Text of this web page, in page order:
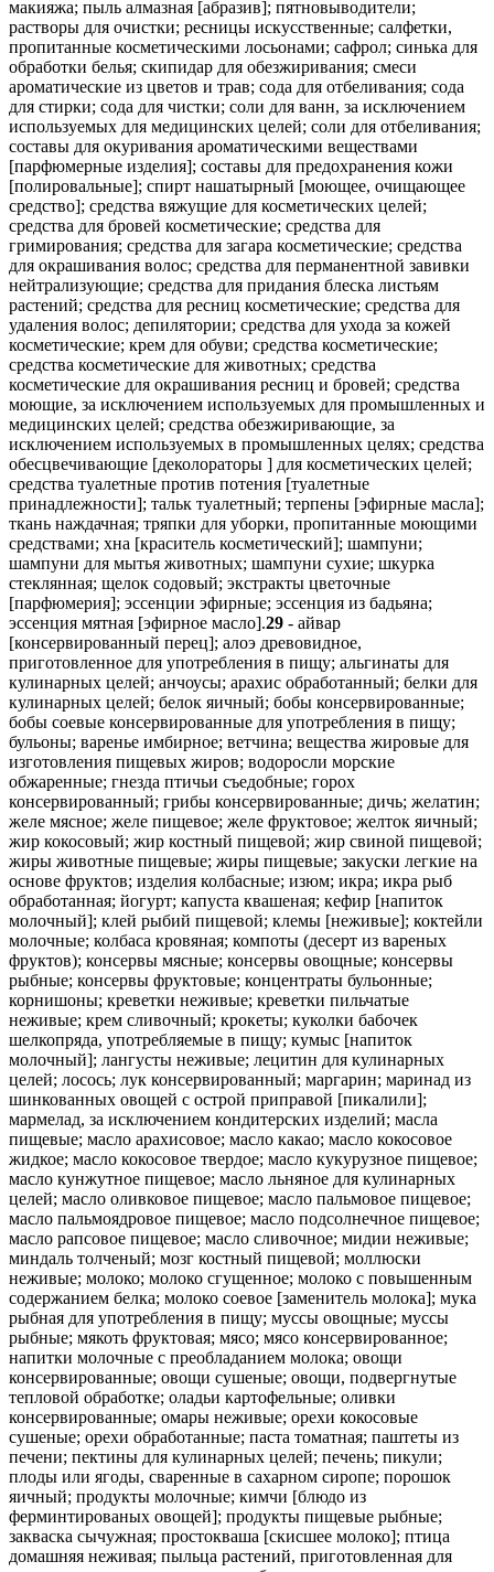
макияжа; пыль алмазная [абразив]; пятновыводители;
растворы для очистки; ресницы искусственные; салфетки,
пропитанные косметическими лосьонами; сафрол; синька для
обработки белья; скипидар для обезжиривания; смеси
ароматические из цветов и трав; сода для отбеливания; сода
для стирки; сода для чистки; соли для ванн, за исключением
используемых для медицинских целей; соли для отбеливания;
составы для окуривания ароматическими веществами
[парфюмерные изделия]; составы для предохранения кожи
[полировальные]; спирт нашатырный [моющее, очищающее
средство]; средства вяжущие для косметических целей;
средства для бровей косметические; средства для
гримирования; средства для загара косметические; средства
для окрашивания волос; средства для перманентной завивки
нейтрализующие; средства для придания блеска листьям
растений; средства для ресниц косметические; средства для
удаления волос; депилятории; средства для ухода за кожей
косметические; крем для обуви; средства косметические;
средства косметические для животных; средства
косметические для окрашивания ресниц и бровей; средства
моющие, за исключением используемых для промышленных и
медицинских целей; средства обезжиривающие, за
исключением используемых в промышленных целях; средства
обесцвечивающие [деколораторы ] для косметических целей;
средства туалетные против потения [туалетные
принадлежности]; тальк туалетный; терпены [эфирные масла];
ткань наждачная; тряпки для уборки, пропитанные моющими
средствами; хна [краситель косметический]; шампуни;
шампуни для мытья животных; шампуни сухие; шкурка
стеклянная; щелок содовый; экстракты цветочные
[парфюмерия]; эссенции эфирные; эссенция из бадьяна;
эссенция мятная [эфирное масло].29 - айвар
[консервированный перец]; алоэ древовидное,
приготовленное для употребления в пищу; альгинаты для
кулинарных целей; анчоусы; арахис обработанный; белки для
кулинарных целей; белок яичный; бобы консервированные;
бобы соевые консервированные для употребления в пищу;
бульоны; варенье имбирное; ветчина; вещества жировые для
изготовления пищевых жиров; водоросли морские
обжаренные; гнезда птичьи съедобные; горох
консервированный; грибы консервированные; дичь; желатин;
желе мясное; желе пищевое; желе фруктовое; желток яичный;
жир кокосовый; жир костный пищевой; жир свиной пищевой;
жиры животные пищевые; жиры пищевые; закуски легкие на
основе фруктов; изделия колбасные; изюм; икра; икра рыб
обработанная; йогурт; капуста квашеная; кефир [напиток
молочный]; клей рыбий пищевой; клемы [неживые]; коктейли
молочные; колбаса кровяная; компоты (десерт из вареных
фруктов); консервы мясные; консервы овощные; консервы
рыбные; консервы фруктовые; концентраты бульонные;
корнишоны; креветки неживые; креветки пильчатые
неживые; крем сливочный; крокеты; куколки бабочек
шелкопряда, употребляемые в пищу; кумыс [напиток
молочный]; лангусты неживые; лецитин для кулинарных
целей; лосось; лук консервированный; маргарин; маринад из
шинкованных овощей с острой приправой [пикалили];
мармелад, за исключением кондитерских изделий; масла
пищевые; масло арахисовое; масло какао; масло кокосовое
жидкое; масло кокосовое твердое; масло кукурузное пищевое;
масло кунжутное пищевое; масло льняное для кулинарных
целей; масло оливковое пищевое; масло пальмовое пищевое;
масло пальмоядровое пищевое; масло подсолнечное пищевое;
масло рапсовое пищевое; масло сливочное; мидии неживые;
миндаль толченый; мозг костный пищевой; моллюски
неживые; молоко; молоко сгущенное; молоко с повышенным
содержанием белка; молоко соевое [заменитель молока]; мука
рыбная для употребления в пищу; муссы овощные; муссы
рыбные; мякоть фруктовая; мясо; мясо консервированное;
напитки молочные с преобладанием молока; овощи
консервированные; овощи сушеные; овощи, подвергнутые
тепловой обработке; оладьи картофельные; оливки
консервированные; омары неживые; орехи кокосовые
сушеные; орехи обработанные; паста томатная; паштеты из
печени; пектины для кулинарных целей; печень; пикули;
плоды или ягоды, сваренные в сахарном сиропе; порошок
яичный; продукты молочные; кимчи [блюдо из
ферминтированых овощей]; продукты пищевые рыбные;
закваска сычужная; простокваша [скисшее молоко]; птица
домашняя неживая; пыльца растений, приготовленная для